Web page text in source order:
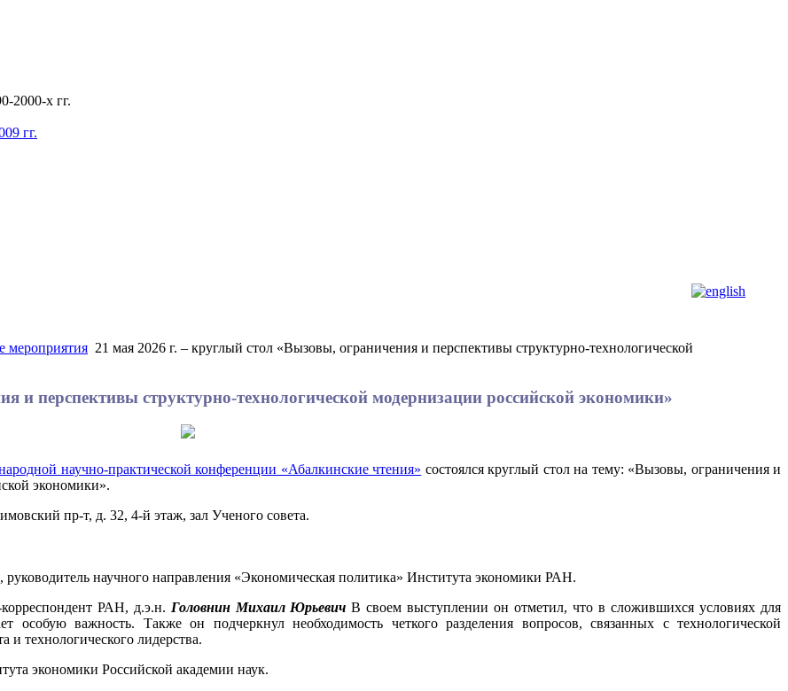
2000-х гг.
гг.
мероприятия 21 мая 2026 г. – круглый стол «Вызовы, ограничения и перспективы структурно-технологической
и перспективы структурно-технологической модернизации российской экономики»
научно-практической конференции «Абалкинские чтения» состоялся круглый стол на тему: «Вызовы, ограничения и
экономики».
пр-т, д. 32, 4-й этаж, зал Ученого совета.
научного направления «Экономическая политика» Института экономики РАН.
РАН, д.э.н. Головнин Михаил Юрьевич В своем выступлении он отметил, что в сложившихся условиях для
особую важность. Также он подчеркнул необходимость четкого разделения вопросов, связанных с технологической
и технологического лидерства.
экономики Российской академии наук.